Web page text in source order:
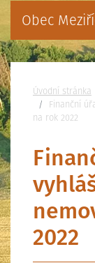
Obec
Úvodní stránka
Finanční
na rok 2022
2022